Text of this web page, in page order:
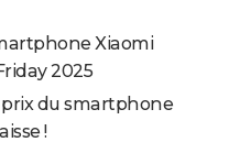
Xiaomi
2025
prix du smartphone
!